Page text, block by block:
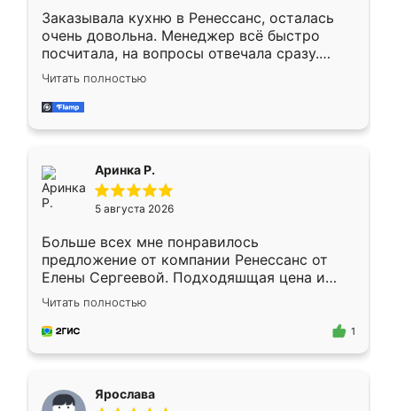
Заказывала кухню в Ренессанс, осталась
очень довольна. Менеджер всё быстро
посчитала, на вопросы отвечала сразу.
Замерщик приехал в субботу, подошёл к
делу со всей ответственностью. Собрали
за день, ребята работали аккуратно, даже
Читать полностью
Аринка Р.
5 августа 2026
Больше всех мне понравилось
предложение от компании Ренессанс от
Елены Сергеевой. Подходяшщая цена и
короткие сроки изготовления. Приехавший
для замера сотрудник Владислав
предложил по моему эскизу самый
Читать полностью
1
Ярослава